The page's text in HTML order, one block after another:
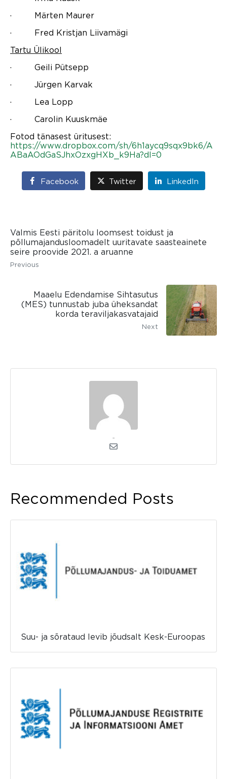
· Märten Maurer
· Fred Kristjan Liivamägi
Tartu Ülikool
· Geili Pütsepp
· Jürgen Karvak
· Lea Lopp
· Carolin Kuuskmäe
Fotod tänasest üritusest:
https://www.dropbox.com/sh/6h1aycq9sqx9bk6/A
ABaAOdGaSJhxOzxgHXb_k9Ha?dl=0
Facebook Twitter LinkedIn
Valmis Eesti päritolu loomsest toidust ja
põllumajandusloomadelt uuritavate saasteainete
seire proovide 2021. a aruanne
Previous
Maaelu Edendamise Sihtasutus
(MES) tunnustab juba üheksandat
korda teraviljakasvatajaid
Next
Recommended Posts
Suu- ja sõrataud levib jõudsalt Kesk-Euroopas